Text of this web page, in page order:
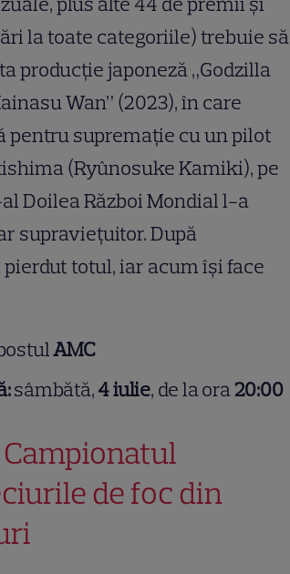
la toate categoriile) trebuie să
producție japoneză „Godzilla
Wan” (2023), în care
pentru supremație cu un pilot
(Ryûnosuke Kamiki), pe
Doilea Război Mondial l-a
supraviețuitor. După
totul, iar acum își face
AMC
sâmbătă,4 iulie, de la ora20:00
de foc din